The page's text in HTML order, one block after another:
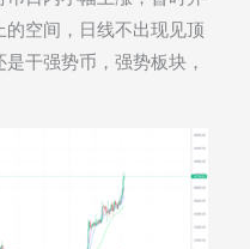
空间，日线不出现见顶
干强势币，强势板块，